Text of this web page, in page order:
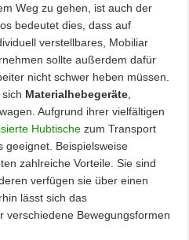
Weg zu gehen, ist auch der
bedeutet dies, dass auf
verstellbares, Mobiliar
sollte außerdem dafür
nicht schwer heben müssen.
Materialhebegeräte,
Aufgrund ihrer vielfältigen
Hubtische zum Transport
geeignet. Beispielsweise
zahlreiche Vorteile. Sie sind
verfügen sie über einen
lässt sich das
verschiedene Bewegungsformen